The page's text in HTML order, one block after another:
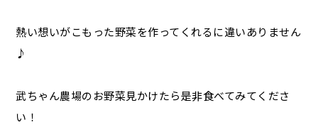
熱い想いがこもった野菜を作ってくれるに違いありません
♪
武ちゃん農場のお野菜見かけたら是非食べてみてくださ
い！